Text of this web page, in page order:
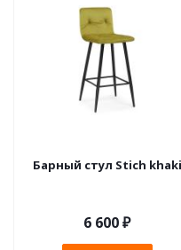
Барный стул Stich khaki
6 600₽